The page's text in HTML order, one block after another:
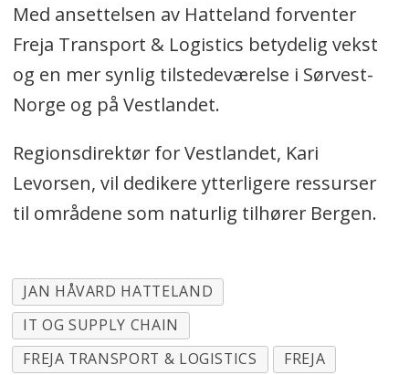
Med ansettelsen av Hatteland forventer
Freja Transport & Logistics betydelig vekst
og en mer synlig tilstedeværelse i Sørvest-
Norge og på Vestlandet.
Regionsdirektør for Vestlandet, Kari
Levorsen, vil dedikere ytterligere ressurser
til områdene som naturlig tilhører Bergen.
JAN HÅVARD HATTELAND
IT OG SUPPLY CHAIN
FREJA TRANSPORT & LOGISTICS
FREJA